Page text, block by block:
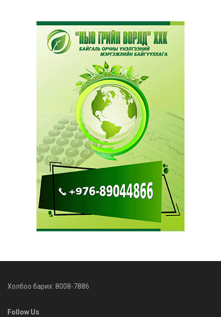
Холбоо барих: 8008-7886
Follow Us